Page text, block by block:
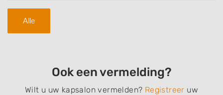
Alle
Ook een vermelding?
Wilt u uw kapsalon vermelden? Registreer uw